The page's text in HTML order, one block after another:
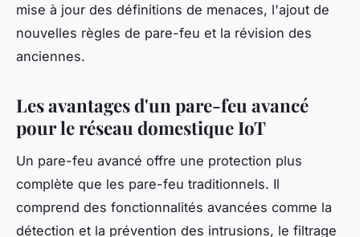
mise à jour des définitions de menaces, l'ajout de
nouvelles règles de pare-feu et la révision des
anciennes.
Les avantages d'un pare-feu avancé
pour le réseau domestique IoT
Un pare-feu avancé offre une protection plus
complète que les pare-feu traditionnels. Il
comprend des fonctionnalités avancées comme la
détection et la prévention des intrusions, le filtrage